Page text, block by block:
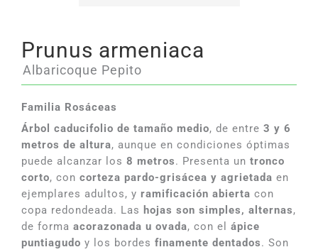
Prunus armeniaca
Albaricoque Pepito
Familia Rosáceas
Árbol caducifolio de tamaño medio, de entre 3 y 6
metros de altura, aunque en condiciones óptimas
puede alcanzar los 8 metros. Presenta un tronco
corto, con corteza pardo-grisácea y agrietada en
ejemplares adultos, y ramificación abierta con
copa redondeada. Las hojas son simples, alternas,
de forma acorazonada u ovada, con el ápice
puntiagudo y los bordes finamente dentados. Son